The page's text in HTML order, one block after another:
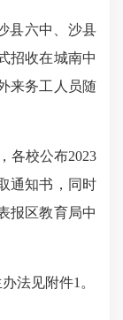
县六中、沙县
招收在城南中
来务工人员随
校公布2023
通知书，同时
报区教育局中
法见附件1。